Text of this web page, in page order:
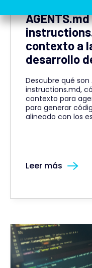
contexto a
desarrollo
Descubre qué son
instructions.md,
contexto para
para generar
alineado con los
Leer más